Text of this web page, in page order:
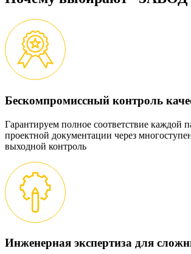
Бескомпромиссный контроль
Гарантируем полное соответствие каждой
проектной документации через
выходной контроль
Инженерная экспертиза для